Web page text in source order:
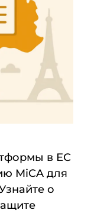
в ЕС
MiCA для
о